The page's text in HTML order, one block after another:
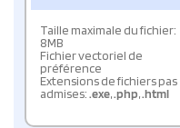
Taille maximale du fichier:
8MB
Fichier vectoriel de
préférence
Extensions de fichiers pas
admises:.exe,.php,.html